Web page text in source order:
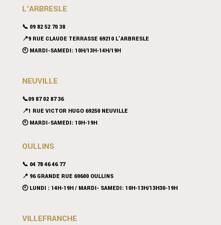
L’ARBRESLE
📞 09 82 52 70 38
📍9 RUE CLAUDE TERRASSE 69210 L’ARBRESLE
🕙 MARDI-SAMEDI: 10H/13H-14H/19H
NEUVILLE
📞09 87 02 87 36
📍1 RUE VICTOR HUGO 69250 NEUVILLE
🕙 MARDI-SAMEDI: 10H-19H
OULLINS
📞 04 78 46 46 77
📍 96 GRANDE RUE 69600 OULLINS
🕙 LUNDI : 14H-19H / MARDI- SAMEDI: 10H-13H/13H30-19H
VILLEFRANCHE